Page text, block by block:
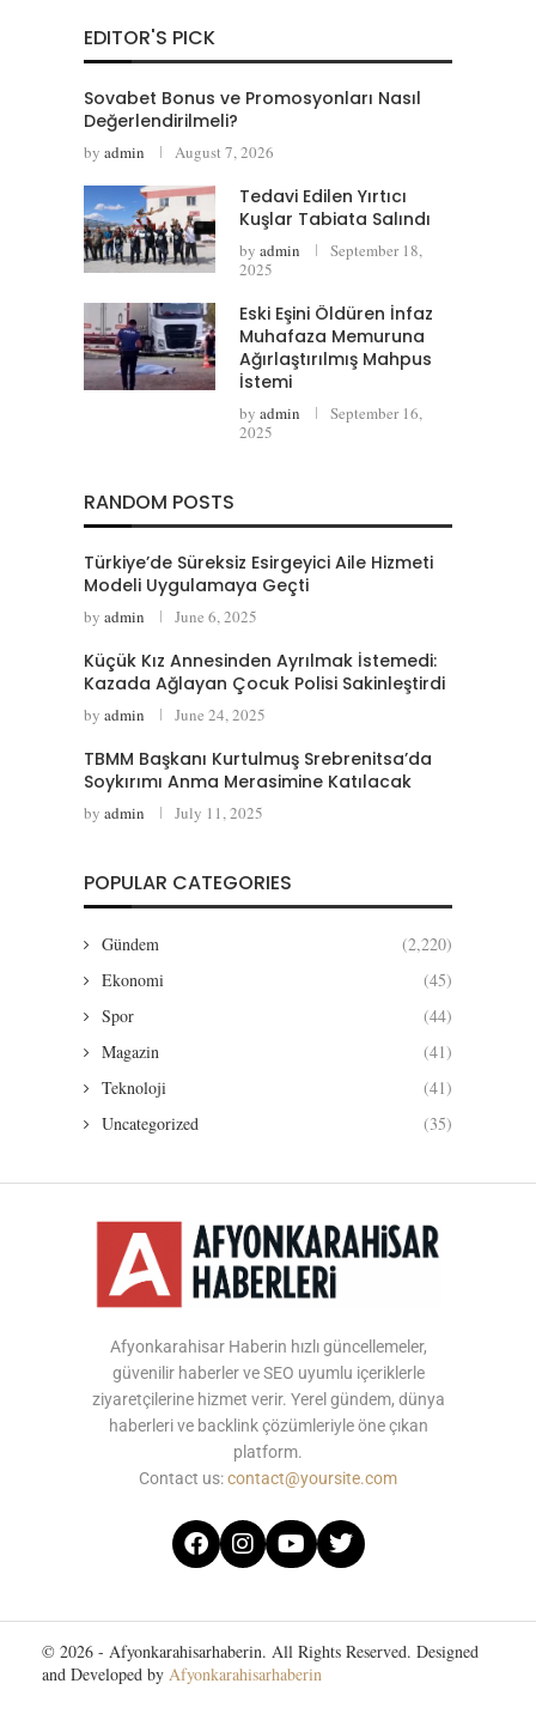
EDITOR'S PICK
Sovabet Bonus ve Promosyonları Nasıl
Değerlendirilmeli?
by admin August 7, 2026
Tedavi Edilen Yırtıcı
Kuşlar Tabiata Salındı
by admin
September 18,
2025
Eski Eşini Öldüren İnfaz
Muhafaza Memuruna
Ağırlaştırılmış Mahpus
İstemi
by admin
September 16,
2025
RANDOM POSTS
Türkiye’de Süreksiz Esirgeyici Aile Hizmeti
Modeli Uygulamaya Geçti
by admin June 6, 2025
Küçük Kız Annesinden Ayrılmak İstemedi:
Kazada Ağlayan Çocuk Polisi Sakinleştirdi
by admin June 24, 2025
TBMM Başkanı Kurtulmuş Srebrenitsa’da
Soykırımı Anma Merasimine Katılacak
by admin July 11, 2025
POPULAR CATEGORIES
Gündem
(2,220)
Ekonomi
(45)
Spor
(44)
Magazin
(41)
Teknoloji
(41)
Uncategorized
(35)
Afyonkarahisar Haberin hızlı güncellemeler,
güvenilir haberler ve SEO uyumlu içeriklerle
ziyaretçilerine hizmet verir. Yerel gündem, dünya
haberleri ve backlink çözümleriyle öne çıkan
platform.
Contact us:contact@yoursite.com
© 2026 - Afyonkarahisarhaberin. All Rights Reserved. Designed
and Developed by Afyonkarahisarhaberin